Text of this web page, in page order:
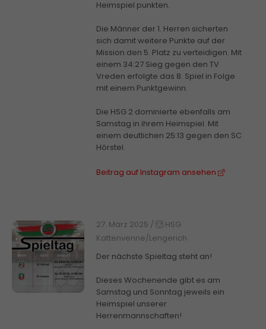
Heimspiel punkten.
Die Männer der 1. Herren sicherten
sich damit weitere Punkte auf der
Mission den 5. Platz zu verteidigen. Mit
einem 34:27 Sieg gegen den TV
Vreden erfolgte das 8. Spiel in Folge
mit einem Punktgewinn.
Die HSG 2 dominierte ebenfalls am
Samstag in ihrem Heimspiel. Mit
einem deutlichen 25:13 gegen den SC
Hörstel.
Beitrag auf Instagram ansehen
27. März 2025 /
HSG
Kattenvenne/Lengerich
Der nächste Spieltag steht an!
Dieses Wochenende gibt es am
Samstag und Sonntag jeweils ein
Heimspiel unserer
Herrenmannschaften!